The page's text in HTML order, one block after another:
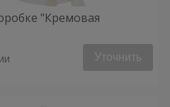
"Кремовая
Уточнить